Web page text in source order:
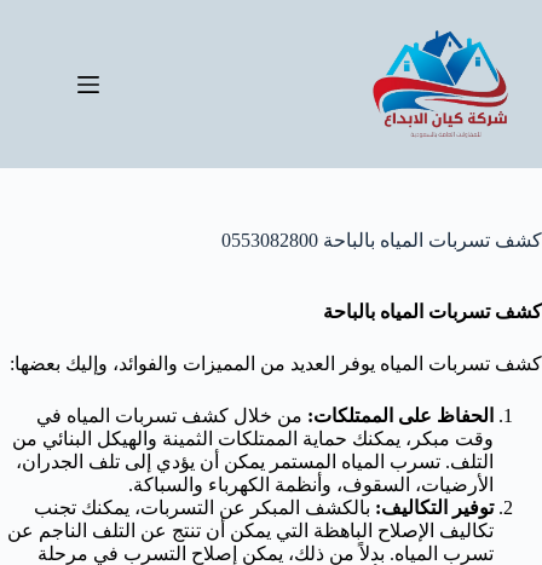
المحتوى
كشف تسربات المياه بالباحة 0553082800
كشف تسربات المياه بالباحة
كشف تسربات المياه يوفر العديد من المميزات والفوائد، وإليك بعضها:
الحفاظ على الممتلكات: من خلال كشف تسربات المياه في
وقت مبكر، يمكنك حماية الممتلكات الثمينة والهيكل البنائي من
التلف. تسرب المياه المستمر يمكن أن يؤدي إلى تلف الجدران،
الأرضيات، السقوف، وأنظمة الكهرباء والسباكة.
توفير التكاليف: بالكشف المبكر عن التسربات، يمكنك تجنب
تكاليف الإصلاح الباهظة التي يمكن أن تنتج عن التلف الناجم عن
تسرب المياه. بدلاً من ذلك، يمكن إصلاح التسرب في مرحلة